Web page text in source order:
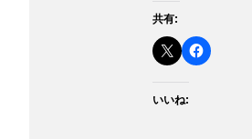
共有:
いいね: